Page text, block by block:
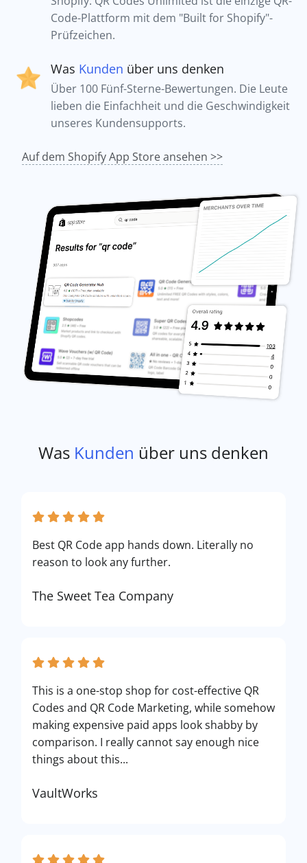
Code-Plattform mit dem "Built for Shopify"-
Prüfzeichen.
Was Kunden über uns denken
Über 100 Fünf-Sterne-Bewertungen. Die Leute
lieben die Einfachheit und die Geschwindigkeit
unseres Kundensupports.
Auf dem Shopify App Store ansehen >>
Was Kunden über uns denken
Best QR Code app hands down. Literally no
reason to look any further.
The Sweet Tea Company
This is a one-stop shop for cost-effective QR
Codes and QR Code Marketing, while somehow
making expensive paid apps look shabby by
comparison. I really cannot say enough nice
things about this...
VaultWorks